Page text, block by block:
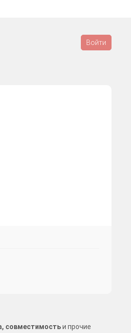
Войти
совместимостьи прочие